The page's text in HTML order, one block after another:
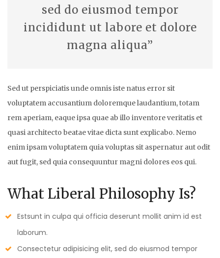
sed do eiusmod tempor
incididunt ut labore et dolore
magna aliqua”
Sed ut perspiciatis unde omnis iste natus error sit
voluptatem accusantium doloremque laudantium, totam
rem aperiam, eaque ipsa quae ab illo inventore veritatis et
quasi architecto beatae vitae dicta sunt explicabo. Nemo
enim ipsam voluptatem quia voluptas sit aspernatur aut odit
aut fugit, sed quia consequuntur magni dolores eos qui.
What Liberal Philosophy Is?
Estsunt in culpa qui officia deserunt mollit anim id est
laborum.
Consectetur adipisicing elit, sed do eiusmod tempor